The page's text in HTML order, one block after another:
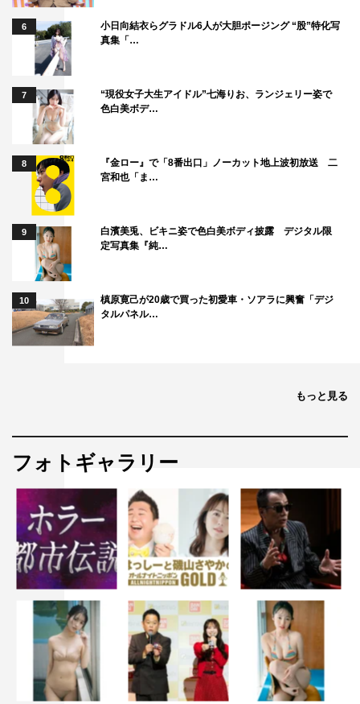
6
小日向結衣らグラドル6人が大胆ポージング “股”特化写
真集「…
7
“現役女子大生アイドル”七海りお、ランジェリー姿で
色白美ボデ…
8
『金ロー』で「8番出口」ノーカット地上波初放送 二
宮和也「ま…
9
白濱美兎、ビキニ姿で色白美ボディ披露 デジタル限
定写真集『純…
10
槙原寛己が20歳で買った初愛車・ソアラに興奮「デジ
タルパネル…
もっと見る
フォトギャラリー